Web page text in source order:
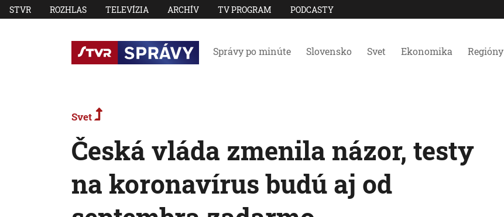
STVR ROZHLAS TELEVÍZIA ARCHÍV TV PROGRAM PODCASTY
Správy po minúte Slovensko Svet Ekonomika Regióny
Svet
Česká vláda zmenila názor, testy
na koronavírus budú aj od